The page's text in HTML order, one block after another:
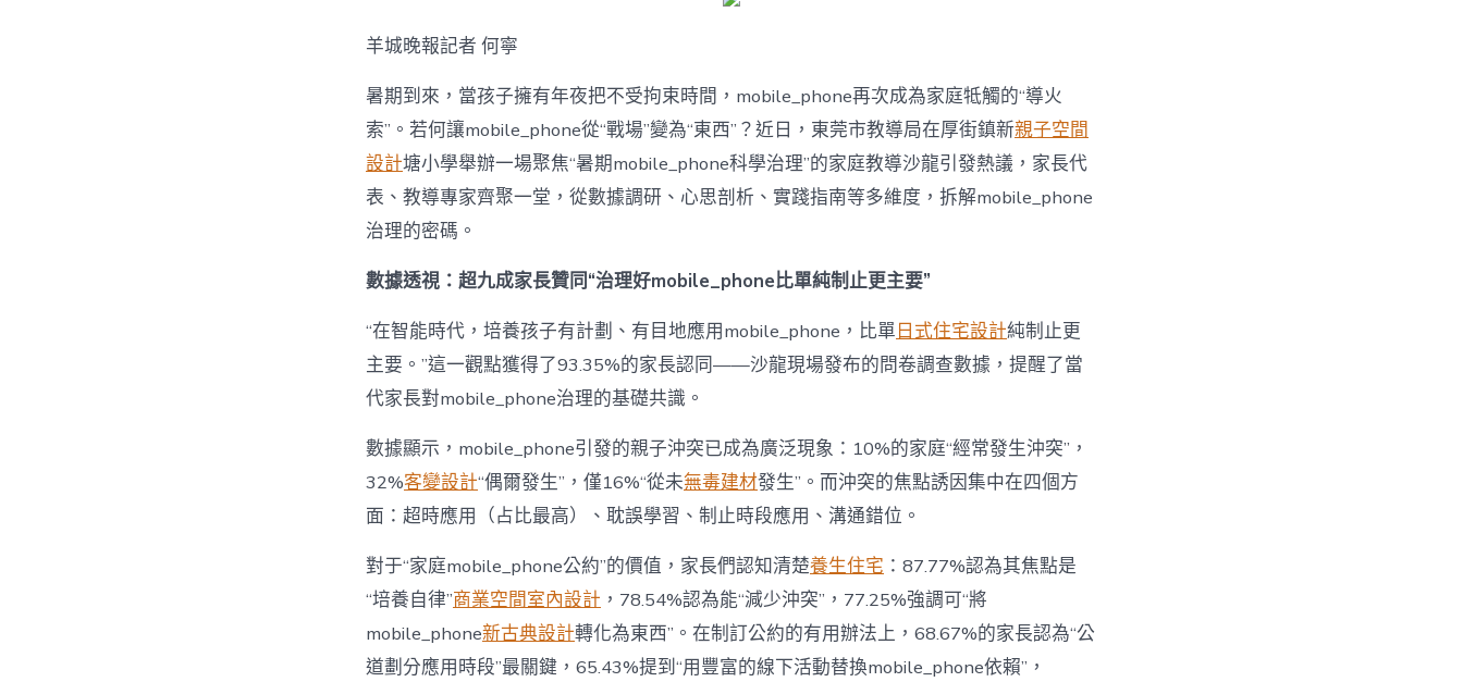
期
難
題？
讓
mobilJIUYI
俱
意
設
計
成
為
“成
西”，
而
非
“家
庭
戰
場”〉
中
羊城晚報記者 何寧
暑期到來，當孩子擁有年夜把不受拘束時間，mobile_phone再次成為家庭牴觸的“導火
索”。若何讓mobile_phone從“戰場”變為“東西”？近日，東莞市教導局在厚街鎮新親子空間
設計塘小學舉辦一場聚焦“暑期mobile_phone科學治理”的家庭教導沙龍引發熱議，家長代
表、教導專家齊聚一堂，從數據調研、心思剖析、實踐指南等多維度，拆解mobile_phone
治理的密碼。
數據透視：超九成家長贊同“治理好mobile_phone比單純制止更主要”
“在智能時代，培養孩子有計劃、有目地應用mobile_phone，比單日式住宅設計純制止更
主要。”這一觀點獲得了93.35%的家長認同——沙龍現場發布的問卷調查數據，提醒了當
代家長對mobile_phone治理的基礎共識。
數據顯示，mobile_phone引發的親子沖突已成為廣泛現象：10%的家庭“經常發生沖突”，
32%客變設計“偶爾發生”，僅16%“從未無毒建材發生”。而沖突的焦點誘因集中在四個方
面：超時應用（占比最高）、耽誤學習、制止時段應用、溝通錯位。
對于“家庭mobile_phone公約”的價值，家長們認知清楚養生住宅 ：87.77%認為其焦點是
“培養自律”商業空間室內設計 ，78.54%認為能“減少沖突”，77.25%強調可“將
mobile_phone新古典設計轉化為東西”。在制訂公約的有用辦法上，68.67%的家長認為“公
道劃分應用時段”最關鍵，65.43%提到“用豐富的線下活動替換mobile_phone依賴”，